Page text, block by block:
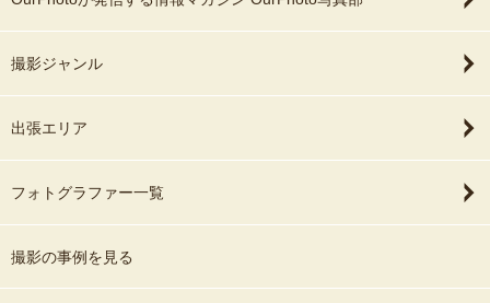
撮影ジャンル
出張エリア
フォトグラファー一覧
撮影の事例を見る